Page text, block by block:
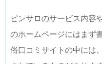
ピンサロのサービス内容
のホームページにはまず
俗口コミサイトの中には